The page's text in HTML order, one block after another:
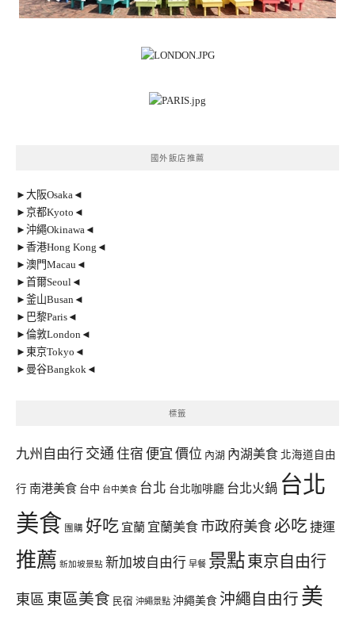
國外飯店推薦
►大阪Osaka◄
►京都Kyoto◄
►沖繩Okinawa◄
►香港Hong Kong◄
►澳門Macau◄
►首爾Seoul◄
►釜山Busan◄
►巴黎Paris◄
►倫敦London◄
►東京Tokyo◄
►曼谷Bangkok◄
標籤
九州自由行 交通 住宿 便宜 價位 內湖 內湖美食 北海道自由
行 南港美食 台中 台中美食 台北 台北咖啡廳 台北火鍋 台北
美食 團購 好吃 宜蘭 宜蘭美食 市政府美食必吃 捷運
推薦 新加坡景點 新加坡自由行 早餐 景點東京自由行
東區 東區美食 民宿 沖繩景點 沖繩美食 沖繩自由行 美